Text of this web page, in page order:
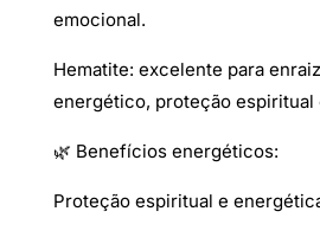
emocional.
Hematite: excelente para
energético, proteção espiritual
🌿 Benefícios energéticos:
Proteção espiritual e